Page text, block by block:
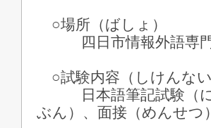
○場所（ばしょ）
四日市情報外語専門
○試験内容（しけんない
日本語筆記試験（に
ぶん）、面接（めんせつ）